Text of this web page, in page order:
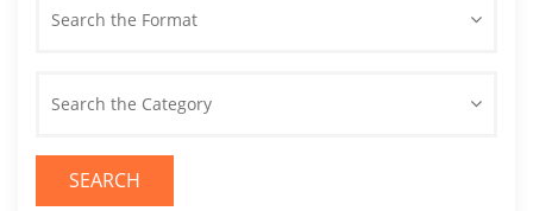
Search the Format
Search the Category
SEARCH